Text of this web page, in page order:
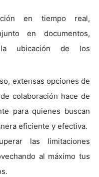
en tiempo real,
en documentos,
la ubicación de los
extensas opciones de
colaboración hace de
para quienes buscan
eficiente y efectiva.
las limitaciones
al máximo tus